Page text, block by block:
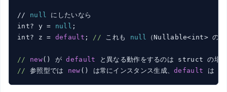
// null
にしたいなら
int? y = null ;
int? z = default ; // これも null （Nullable<int> の
// new() が default
//
参照型では new () は常にインスタンス生成、default は